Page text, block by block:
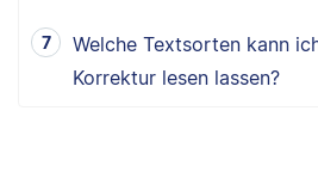
Welche Textsorten kann
Korrektur lesen lassen?